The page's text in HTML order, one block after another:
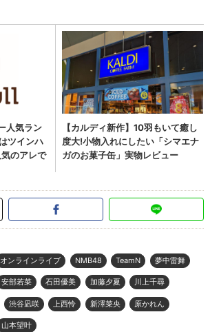
オンラインライブ NMB48 TeamN 夢中雷舞
安部若菜 石田優美 加藤夕夏 川上千尋
渋谷凪咲 上西怜 新澤菜央 原かれん
山本望叶